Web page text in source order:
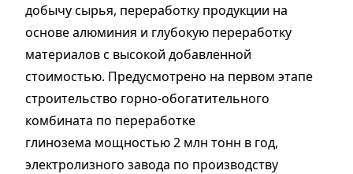
добычу сырья, переработку продукции на
основе алюминия и глубокую переработку
материалов с высокой добавленной
стоимостью. Предусмотрено на первом этапе
строительство горно-обогатительного
комбината по переработке
глинозема мощностью 2 млн тонн в год,
электролизного завода по производству